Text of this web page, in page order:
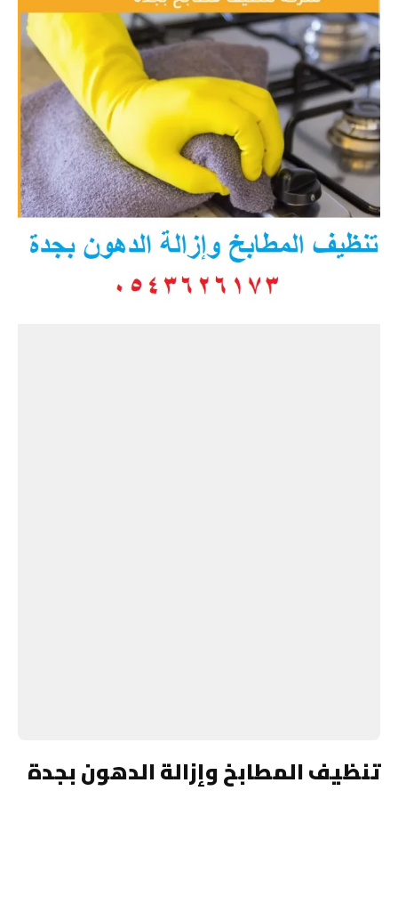
تنظيف المطابخ وإزالة الدهون بجدة